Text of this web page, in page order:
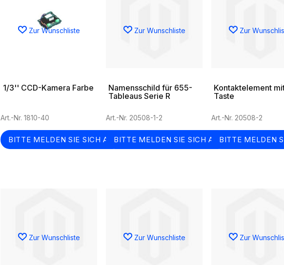
Zur Wunschliste
1/3'' CCD-Kamera Farbe
Art.-Nr. 1810-40
BITTE MELDEN SIE SICH AN
Zur Wunschliste
Namensschild für 655-
Tableaus Serie R
Art.-Nr. 20508-1-2
BITTE MELDEN SIE SICH AN
Zur
Kontaktelement
Taste
Art.-Nr. 20508-2
BITTE MELDEN
Zur Wunschliste Zur Wunschliste Zur